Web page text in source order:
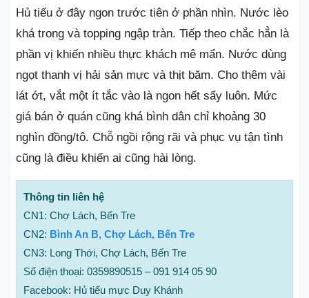
Hủ tiếu ở đây ngon trước tiên ở phần nhìn. Nước lèo
khá trong và topping ngập tràn. Tiếp theo chắc hẳn là
phần vị khiến nhiều thực khách mê mẩn. Nước dùng
ngọt thanh vị hải sản mực và thịt băm. Cho thêm vài
lát ớt, vắt một ít tắc vào là ngon hết sẩy luôn. Mức
giá bán ở quán cũng khá bình dân chỉ khoảng 30
nghìn đồng/tô. Chỗ ngồi rộng rãi và phục vụ tận tình
cũng là điều khiến ai cũng hài lòng.
Thông tin liên hệ
CN1: Chợ Lách, Bến Tre
CN2: Bình An B, Chợ Lách, Bến Tre
CN3: Long Thới, Chợ Lách, Bến Tre
Số điện thoại: 0359890515 – 091 914 05 90
Facebook: Hủ tiếu mực Duy Khánh